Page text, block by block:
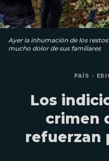
Ayer la inhumación de los
mucho dolor de sus familiares
PAÍS -
Los
crimen
refuerzan